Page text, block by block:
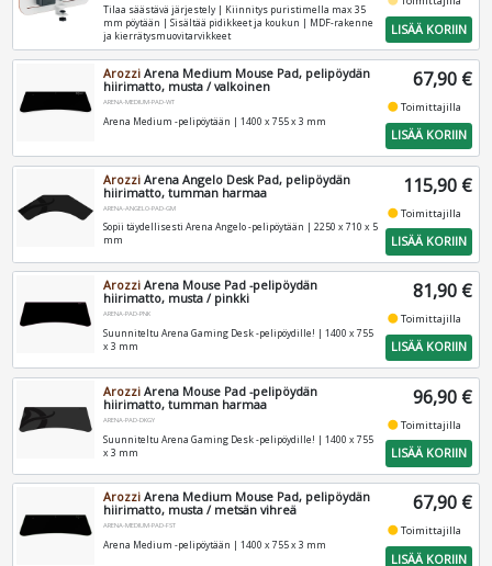
Tilaa säästävä järjestely | Kiinnitys puristimella max 35
mm pöytään | Sisältää pidikkeet ja koukun | MDF-rakenne
ja kierrätysmuovitarvikkeet
LISÄÄ KORIIN
Arozzi Arena Medium Mouse Pad, pelipöydän
hiirimatto, musta / valkoinen
ARENA-MEDIUM-PAD-WT
Arena Medium -pelipöytään | 1400 x 755 x 3 mm
67,90 €
fiber_manual_recordToimittajilla
LISÄÄ KORIIN
Arozzi Arena Angelo Desk Pad, pelipöydän
hiirimatto, tumman harmaa
ARENA-ANGELO-PAD-GM
Sopii täydellisesti Arena Angelo -pelipöytään | 2250 x 710 x 5
mm
115,90 €
fiber_manual_recordToimittajilla
LISÄÄ KORIIN
Arozzi Arena Mouse Pad -pelipöydän
hiirimatto, musta / pinkki
ARENA-PAD-PNK
Suunniteltu Arena Gaming Desk -pelipöydille! | 1400 x 755
x 3 mm
81,90 €
fiber_manual_recordToimittajilla
LISÄÄ KORIIN
Arozzi Arena Mouse Pad -pelipöydän
hiirimatto, tumman harmaa
ARENA-PAD-DKGY
Suunniteltu Arena Gaming Desk -pelipöydille! | 1400 x 755
x 3 mm
96,90 €
fiber_manual_recordToimittajilla
LISÄÄ KORIIN
Arozzi Arena Medium Mouse Pad, pelipöydän
hiirimatto, musta / metsän vihreä
ARENA-MEDIUM-PAD-FST
Arena Medium -pelipöytään | 1400 x 755 x 3 mm
67,90 €
fiber_manual_recordToimittajilla
LISÄÄ KORIIN